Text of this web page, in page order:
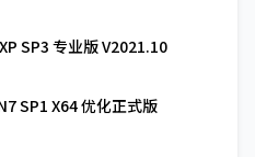
SP3 专业版 V2021.10
SP1 X64 优化正式版